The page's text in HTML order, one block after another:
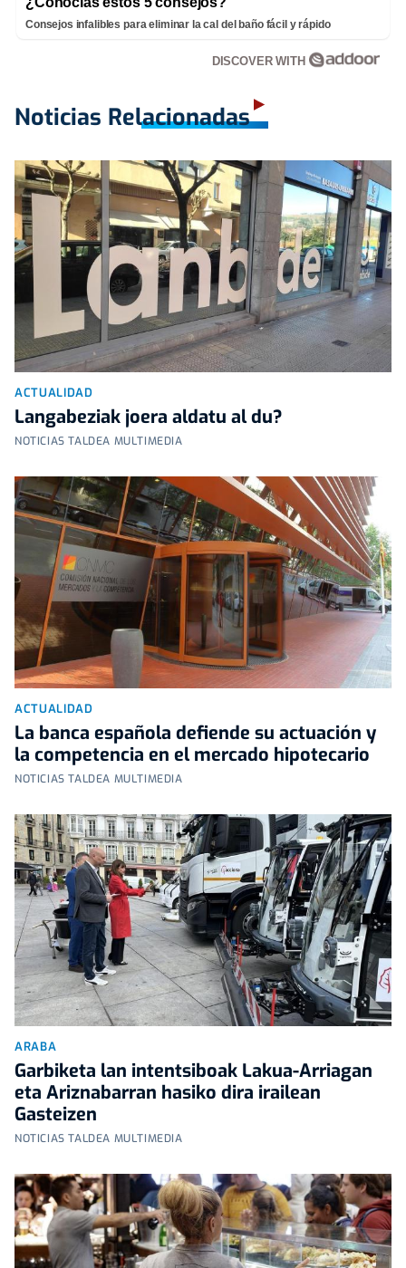
Consejos infalibles para eliminar la cal del baño fácil y rápido
DISCOVER WITH
Noticias Relacionadas
ACTUALIDAD
Langabeziak joera aldatu al du?
NOTICIAS TALDEA MULTIMEDIA
ACTUALIDAD
La banca española defiende su actuación y
la competencia en el mercado hipotecario
NOTICIAS TALDEA MULTIMEDIA
ARABA
Garbiketa lan intentsiboak Lakua-Arriagan
eta Ariznabarran hasiko dira irailean
Gasteizen
NOTICIAS TALDEA MULTIMEDIA